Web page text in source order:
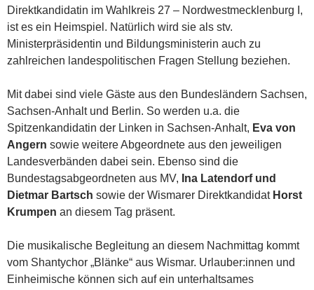
Direktkandidatin im Wahlkreis 27 – Nordwestmecklenburg I,
ist es ein Heimspiel. Natürlich wird sie als stv.
Ministerpräsidentin und Bildungsministerin auch zu
zahlreichen landespolitischen Fragen Stellung beziehen.
Mit dabei sind viele Gäste aus den Bundesländern Sachsen,
Sachsen-Anhalt und Berlin. So werden u.a. die
Spitzenkandidatin der Linken in Sachsen-Anhalt, Eva von
Angern sowie weitere Abgeordnete aus den jeweiligen
Landesverbänden dabei sein. Ebenso sind die
Bundestagsabgeordneten aus MV, Ina Latendorf und
Dietmar Bartsch sowie der Wismarer Direktkandidat Horst
Krumpen an diesem Tag präsent.
Die musikalische Begleitung an diesem Nachmittag kommt
vom Shantychor „Blänke“ aus Wismar. Urlauber:innen und
Einheimische können sich auf ein unterhaltsames